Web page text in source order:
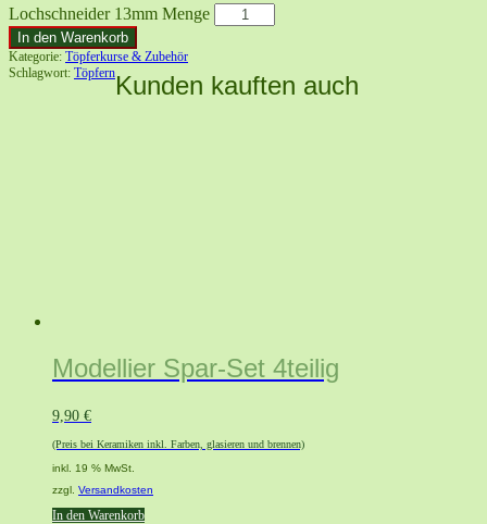
Lochschneider 13mm Menge
In den Warenkorb
Kategorie: Töpferkurse & Zubehör
Schlagwort: TöpfernKunden kauften auch
Modellier Spar-Set 4teilig
9,90 €
(Preis bei Keramiken inkl. Farben, glasieren und brennen)
inkl. 19 % MwSt.
zzgl. Versandkosten
In den Warenkorb